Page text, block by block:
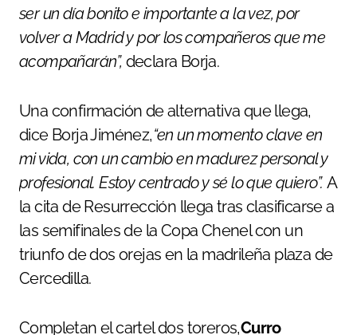
ser un día bonito e importante a la vez, por
volver a Madrid y por los compañeros que me
acompañarán”, declara Borja.
Una confirmación de alternativa que llega,
dice Borja Jiménez,“en un momento clave en
mi vida, con un cambio en madurez personal y
profesional. Estoy centrado y sé lo que quiero”. A
la cita de Resurrección llega tras clasificarse a
las semifinales de la Copa Chenel con un
triunfo de dos orejas en la madrileña plaza de
Cercedilla.
Completan el cartel dos toreros,Curro